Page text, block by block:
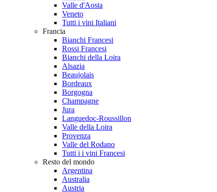
Valle d'Aosta
Veneto
Tutti i vini Italiani
Francia
Bianchi Francesi
Rossi Francesi
Bianchi della Loira
Alsazia
Beaujolais
Bordeaux
Borgogna
Champagne
Jura
Languedoc-Roussillon
Valle della Loira
Provenza
Valle del Rodano
Tutti i i vini Francesi
Resto del mondo
Argentina
Australia
Austria